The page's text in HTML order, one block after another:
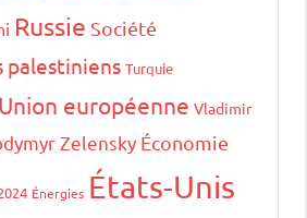
Russie Société
palestiniens Turquie
Union européenne Vladimir
Zelensky Économie
Énergies États-Unis